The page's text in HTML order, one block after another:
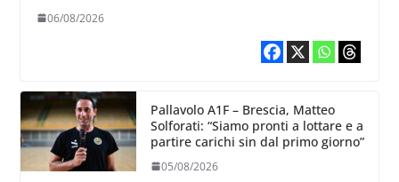
06/08/2026
Pallavolo A1F – Brescia, Matteo
Solforati: “Siamo pronti a lottare e a
partire carichi sin dal primo giorno”
05/08/2026